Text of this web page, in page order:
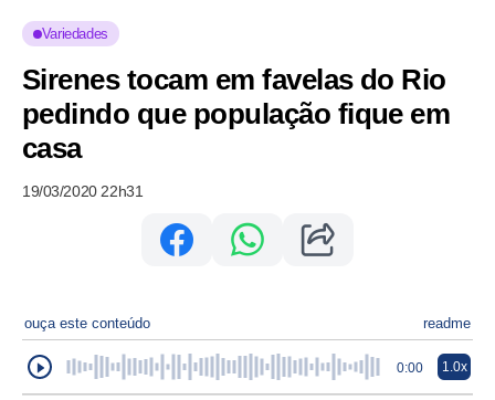
Variedades
Sirenes tocam em favelas do Rio
pedindo que população fique em
casa
19/03/2020 22h31
ouça este conteúdo readme
0:00 1.0x